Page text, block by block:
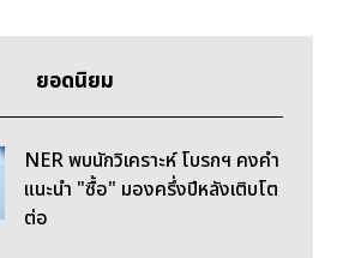
ยอดนิยม
NER พบนักวิเคราะห์ โบรกฯ คงคำ
แนะนำ "ซื้อ" มองครึ่งปีหลังเติบโต
ต่อ